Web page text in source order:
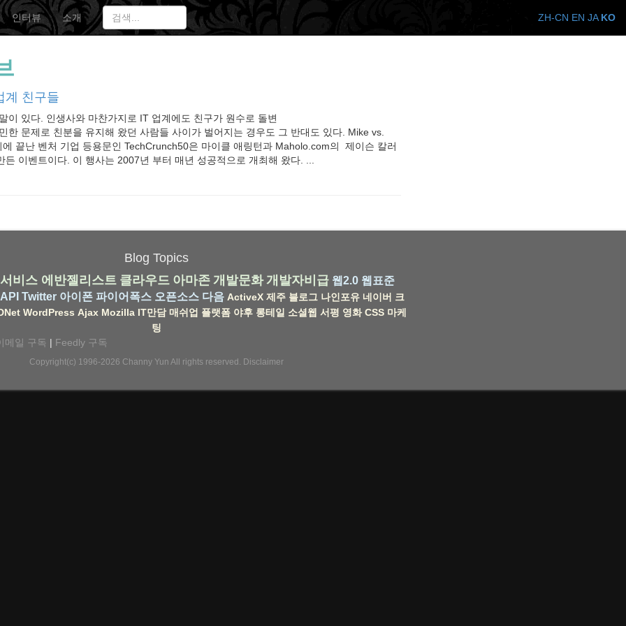
인터뷰 소개
계 친구들
이 있다. 인생사와 마찬가지로 IT 업계에도 친구가 원수로 돌변
한 문제로 친분을 유지해 왔던 사람들 사이가 벌어지는 경우도 그 반대도 있다. Mike vs.
끝난 벤처 기업 등용문인 TechCrunch50은 마이클 애링턴과 Maholo.com의 제이슨 칼러
든 이벤트이다. 이 행사는 2007년 부터 매년 성공적으로 개최해 왔다. ...
Blog Topics
비스 에반젤리스트 클라우드 아마존 개발문화 개발자비급 웹2.0 웹표준
Twitter 아이폰 파이어폭스 오픈소스 다음 ActiveX 제주 블로그 나인포유 네이버 크
WordPress Ajax Mozilla IT만담 매쉬업 플랫폼 야후 롱테일 소셜웹 서평 영화 CSS 마케
팅
메일 구독 | Feedly 구독
Copyright(c) 1996-2026 Channy Yun All rights reserved. Disclaimer
ZH-CN EN JA KO